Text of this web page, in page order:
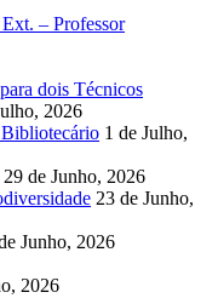
– Professor
dois Técnicos
2026
1 de Julho,
29 de Junho, 2026
23 de Junho,
Junho, 2026
2026